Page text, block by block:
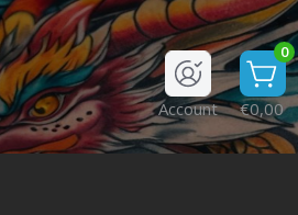
0
€0,00
Account